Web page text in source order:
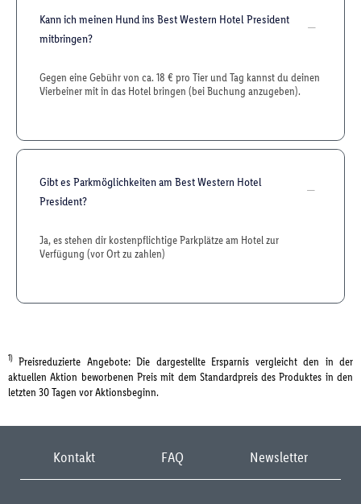
Kann ich meinen Hund ins Best Western Hotel President
mitbringen?
Gegen eine Gebühr von ca. 18 € pro Tier und Tag kannst du deinen
Vierbeiner mit in das Hotel bringen (bei Buchung anzugeben).
Gibt es Parkmöglichkeiten am Best Western Hotel
President?
Ja, es stehen dir kostenpflichtige Parkplätze am Hotel zur
Verfügung (vor Ort zu zahlen)
1) Preisreduzierte Angebote: Die dargestellte Ersparnis vergleicht den in der
aktuellen Aktion beworbenen Preis mit dem Standardpreis des Produktes in den
letzten 30 Tagen vor Aktionsbeginn.
Kontakt FAQ Newsletter